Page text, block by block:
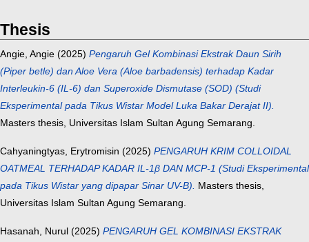
Thesis
Angie, Angie (2025) Pengaruh Gel Kombinasi Ekstrak Daun Sirih
(Piper betle) dan Aloe Vera (Aloe barbadensis) terhadap Kadar
Interleukin-6 (IL-6) dan Superoxide Dismutase (SOD) (Studi
Eksperimental pada Tikus Wistar Model Luka Bakar Derajat II).
Masters thesis, Universitas Islam Sultan Agung Semarang.
Cahyaningtyas, Erytromisin (2025) PENGARUH KRIM COLLOIDAL
OATMEAL TERHADAP KADAR IL-1β DAN MCP-1 (Studi Eksperimental
pada Tikus Wistar yang dipapar Sinar UV-B). Masters thesis,
Universitas Islam Sultan Agung Semarang.
Hasanah, Nurul (2025) PENGARUH GEL KOMBINASI EKSTRAK